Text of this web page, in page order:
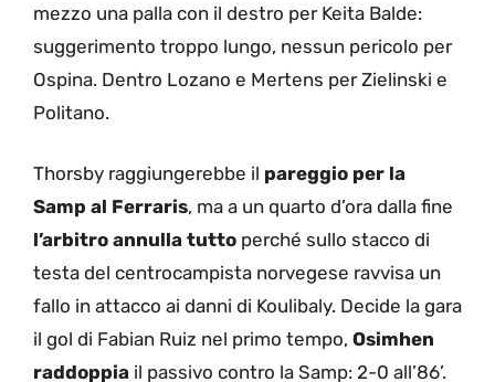
mezzo una palla con il destro per Keita Balde:
suggerimento troppo lungo, nessun pericolo per
Ospina. Dentro Lozano e Mertens per Zielinski e
Politano.
Thorsby raggiungerebbe il pareggio per la
Samp al Ferraris, ma a un quarto d’ora dalla fine
l’arbitro annulla tutto perché sullo stacco di
testa del centrocampista norvegese ravvisa un
fallo in attacco ai danni di Koulibaly. Decide la gara
il gol di Fabian Ruiz nel primo tempo, Osimhen
raddoppia il passivo contro la Samp: 2-0 all’86’.